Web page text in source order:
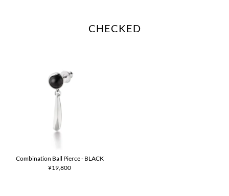
CHECKED
Combination Ball Pierce - BLACK
¥19,800